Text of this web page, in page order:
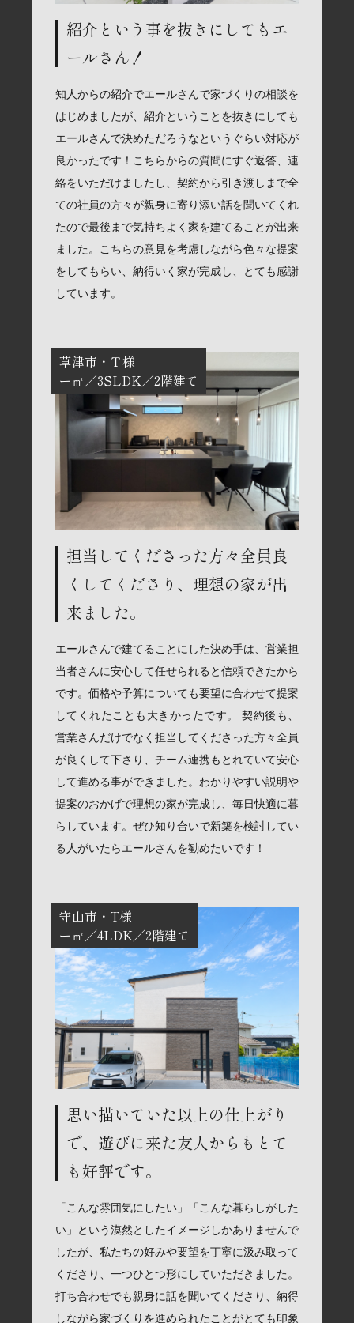
紹介という事を抜きにしてもエ
ールさん！
知人からの紹介でエールさんで家づくりの相談を
はじめましたが、紹介ということを抜きにしても
エールさんで決めただろうなというぐらい対応が
良かったです！こちらからの質問にすぐ返答、連
絡をいただけましたし、契約から引き渡しまで全
ての社員の方々が親身に寄り添い話を聞いてくれ
たので最後まで気持ちよく家を建てることが出来
ました。こちらの意見を考慮しながら色々な提案
をしてもらい、納得いく家が完成し、とても感謝
しています。
草津市
Ｔ様
ー㎡
3SLDK 2階建て
担当してくださった方々全員良
くしてくださり、理想の家が出
来ました。
エールさんで建てることにした決め手は、営業担
当者さんに安心して任せられると信頼できたから
です。価格や予算についても要望に合わせて提案
してくれたことも大きかったです。 契約後も、
営業さんだけでなく担当してくださった方々全員
が良くして下さり、チーム連携もとれていて安心
して進める事ができました。わかりやすい説明や
提案のおかげで理想の家が完成し、毎日快適に暮
らしています。ぜひ知り合いで新築を検討してい
る人がいたらエールさんを勧めたいです！
守山市
T様
ー㎡
4LDK 2階建て
思い描いていた以上の仕上がり
で、遊びに来た友人からもとて
も好評です。
「こんな雰囲気にしたい」「こんな暮らしがした
い」という漠然としたイメージしかありませんで
したが、私たちの好みや要望を丁寧に汲み取って
くださり、一つひとつ形にしていただきました。
打ち合わせでも親身に話を聞いてくださり、納得
しながら家づくりを進められたことがとても印象